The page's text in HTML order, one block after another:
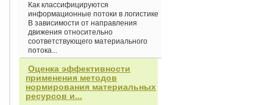
Как классифицируются
информационные потоки в логистике
В зависимости от направления
движения относительно
соответствующего материального
потока...
Оценка эффективности
применения методов
нормирования материальных
ресурсов и...